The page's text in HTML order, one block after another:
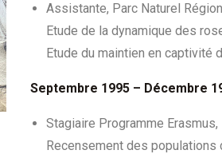
Assistante, Parc Naturel
Etude de la dynamique des
Etude du maintien en captivité
Septembre 1995 – Décembre
Stagiaire Programme
Recensement des populations